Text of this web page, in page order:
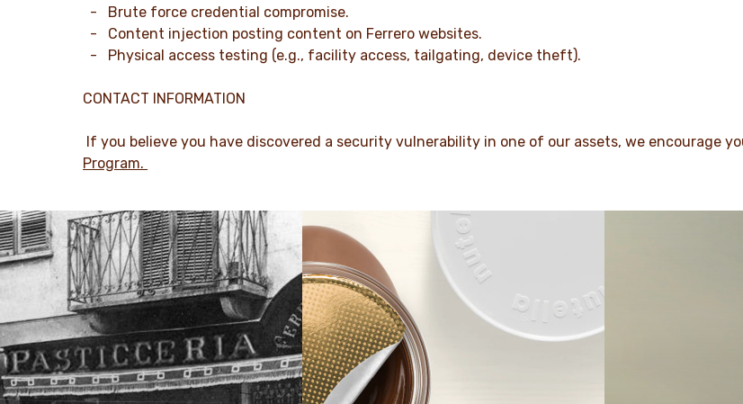
- Brute force credential compromise.
- Content injection posting content on Ferrero websites.
- Physical access testing (e.g., facility access, tailgating, device theft).
CONTACT INFORMATION
If you believe you have discovered a security vulnerability in one of our assets, we encourage
Program.